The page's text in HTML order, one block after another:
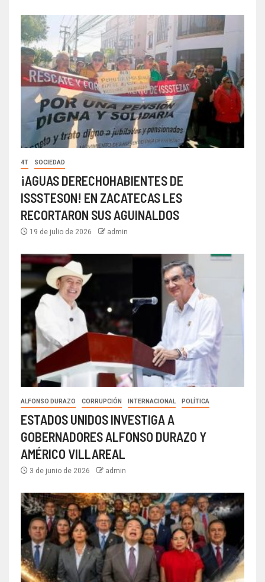
4T SOCIEDAD
¡AGUAS DERECHOHABIENTES DE
ISSSTESON! EN ZACATECAS LES
RECORTARON SUS AGUINALDOS
19 de julio de 2026 admin
ALFONSO DURAZO CORRUPCIÓN INTERNACIONAL POLÍTICA
ESTADOS UNIDOS INVESTIGA A
GOBERNADORES ALFONSO DURAZO Y
AMÉRICO VILLAREAL
3 de junio de 2026 admin